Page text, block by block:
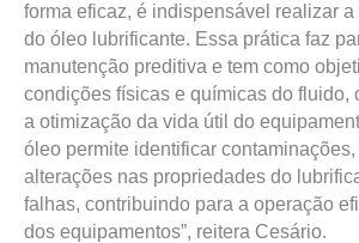
forma eficaz, é indispensável realizar
do óleo lubrificante. Essa prática faz
manutenção preditiva e tem como
condições físicas e químicas do fluido,
a otimização da vida útil do
óleo permite identificar
alterações nas propriedades do
falhas, contribuindo para a operação
dos equipamentos”, reitera Cesário.